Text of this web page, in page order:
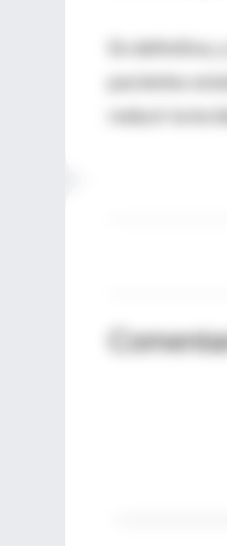
En
pacientes
reducir la